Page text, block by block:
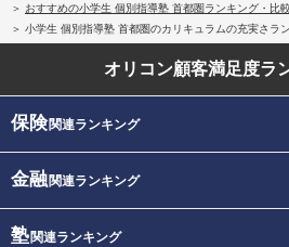
おすすめの小学生 個別指導塾 首都圏ランキング・比較
小学生 個別指導塾 首都圏のカリキュラムの充実さラ
オリコン顧客満足度ラ
保険関連ランキング
金融関連ランキング
塾関連ランキング